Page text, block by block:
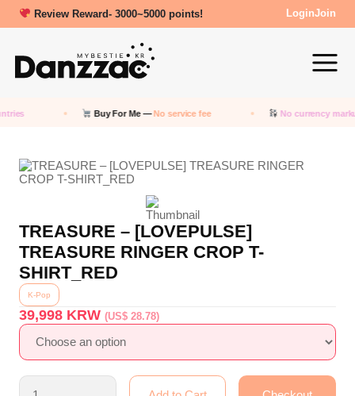
Review Reward- 3000~5000 points! LoginJoin
Buy For Me —No service fee No currency markup
TREASURE – [LOVEPULSE]
TREASURE RINGER CROP T-
SHIRT_RED
K-Pop
39,998 KRW(US$ 28.78)